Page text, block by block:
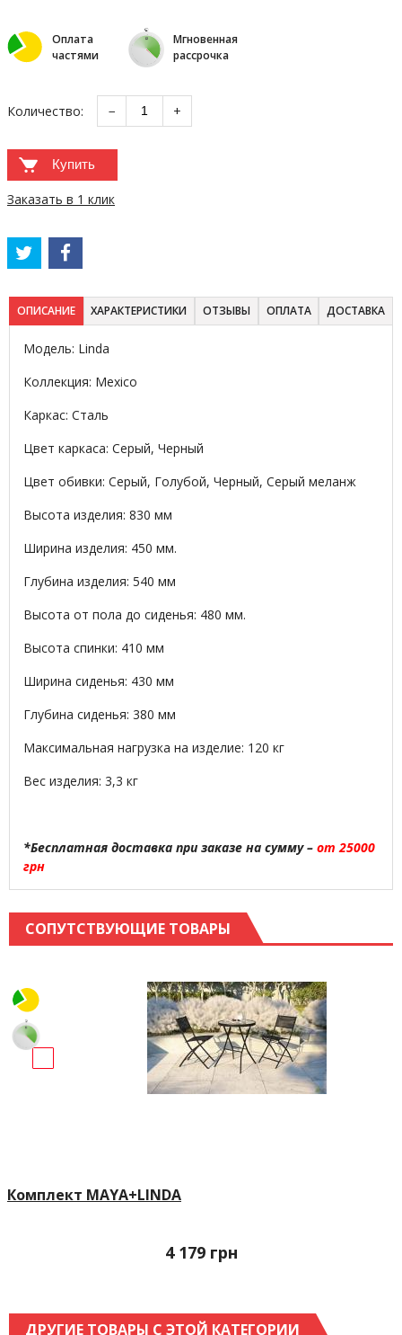
Оплата
частями
Мгновенная
рассрочка
Количество: − +
Купить
Заказать в 1 клик
ОПИСАНИЕ ХАРАКТЕРИСТИКИ ОТЗЫВЫ ОПЛАТА ДОСТАВКА
Модель: Linda
Коллекция: Mexico
Каркас: Сталь
Цвет каркаса: Серый, Черный
Цвет обивки: Серый, Голубой, Черный, Серый меланж
Высота изделия: 830 мм
Ширина изделия: 450 мм.
Глубина изделия: 540 мм
Высота от пола до сиденья: 480 мм.
Высота спинки: 410 мм
Ширина сиденья: 430 мм
Глубина сиденья: 380 мм
Максимальная нагрузка на изделие: 120 кг
Вес изделия: 3,3 кг
*Бесплатная доставка при заказе на сумму – от 25000
грн
СОПУТСТВУЮЩИЕ ТОВАРЫ
Комплект MAYA+LINDA
4 179 грн
ДРУГИЕ ТОВАРЫ С ЭТОЙ КАТЕГОРИИ